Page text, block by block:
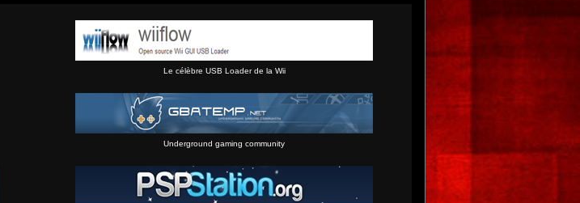
Le célèbre USB Loader de la Wii
Underground gaming community